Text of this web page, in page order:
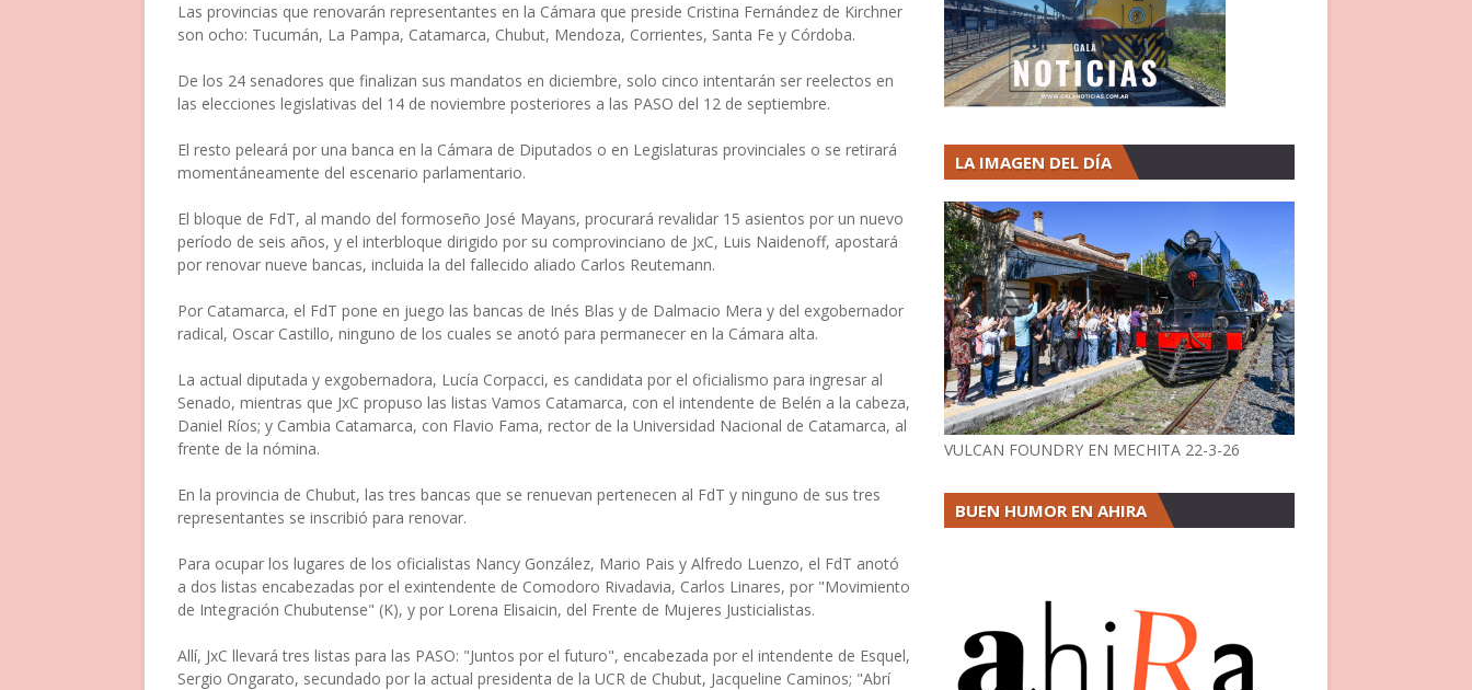
Las provincias que renovarán representantes en la Cámara que preside Cristina Fernández de Kirchner
son ocho: Tucumán, La Pampa, Catamarca, Chubut, Mendoza, Corrientes, Santa Fe y Córdoba.
De los 24 senadores que finalizan sus mandatos en diciembre, solo cinco intentarán ser reelectos en
las elecciones legislativas del 14 de noviembre posteriores a las PASO del 12 de septiembre.
El resto peleará por una banca en la Cámara de Diputados o en Legislaturas provinciales o se retirará
momentáneamente del escenario parlamentario.
El bloque de FdT, al mando del formoseño José Mayans, procurará revalidar 15 asientos por un nuevo
período de seis años, y el interbloque dirigido por su comprovinciano de JxC, Luis Naidenoff, apostará
por renovar nueve bancas, incluida la del fallecido aliado Carlos Reutemann.
Por Catamarca, el FdT pone en juego las bancas de Inés Blas y de Dalmacio Mera y del exgobernador
radical, Oscar Castillo, ninguno de los cuales se anotó para permanecer en la Cámara alta.
La actual diputada y exgobernadora, Lucía Corpacci, es candidata por el oficialismo para ingresar al
Senado, mientras que JxC propuso las listas Vamos Catamarca, con el intendente de Belén a la cabeza,
Daniel Ríos; y Cambia Catamarca, con Flavio Fama, rector de la Universidad Nacional de Catamarca, al
frente de la nómina.
En la provincia de Chubut, las tres bancas que se renuevan pertenecen al FdT y ninguno de sus tres
representantes se inscribió para renovar.
Para ocupar los lugares de los oficialistas Nancy González, Mario Pais y Alfredo Luenzo, el FdT anotó
a dos listas encabezadas por el exintendente de Comodoro Rivadavia, Carlos Linares, por "Movimiento
de Integración Chubutense" (K), y por Lorena Elisaicin, del Frente de Mujeres Justicialistas.
Allí, JxC llevará tres listas para las PASO: "Juntos por el futuro", encabezada por el intendente de Esquel,
Sergio Ongarato, secundado por la actual presidenta de la UCR de Chubut, Jacqueline Caminos; "Abrí
LA IMAGEN DEL DÍA
VULCAN FOUNDRY EN MECHITA 22-3-26
BUEN HUMOR EN AHIRA